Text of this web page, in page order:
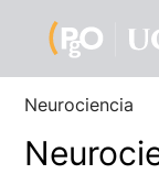
Neurociencia